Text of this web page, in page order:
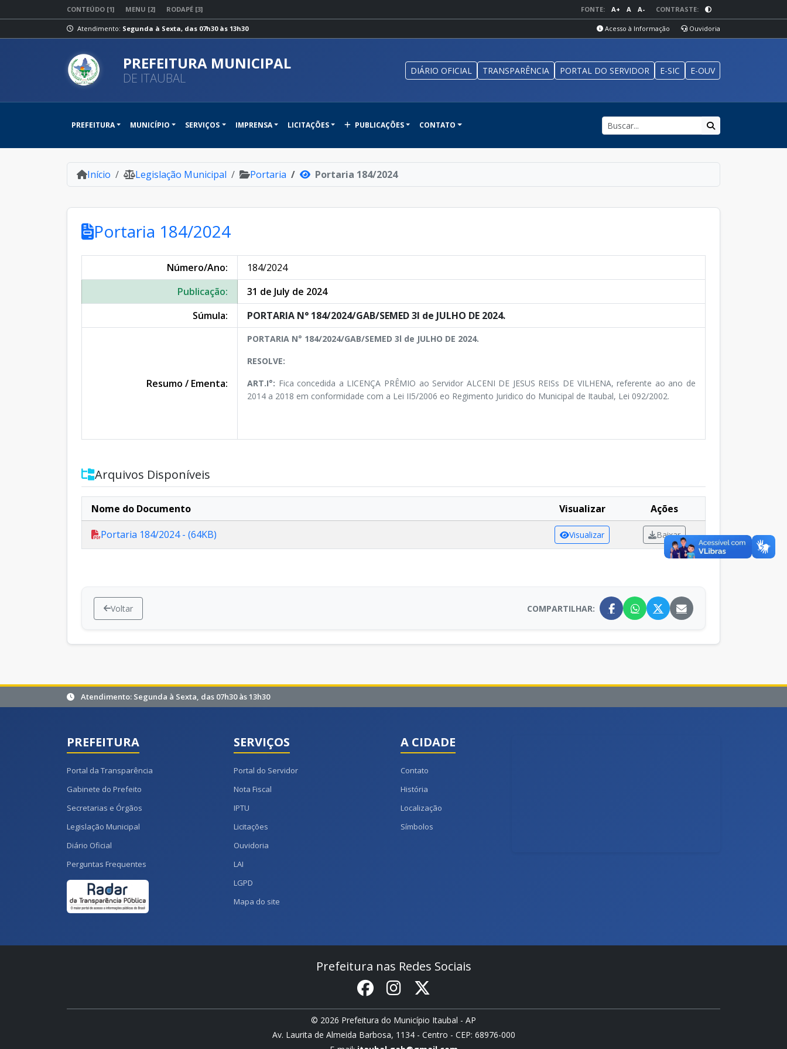
CONTEÚDO [1] MENU [2] RODAPÉ [3] FONTE: A+ A A- CONTRASTE:
Atendimento: Segunda à Sexta, das 07h30 às 13h30 Acesso à Informação Ouvidoria
PREFEITURA MUNICIPAL
DE ITAUBAL DIÁRIO OFICIAL TRANSPARÊNCIA PORTAL DO SERVIDOR E-SIC E-OUV
PREFEITURA MUNICÍPIO SERVIÇOS IMPRENSA LICITAÇÕES PUBLICAÇÕES CONTATO
Início Legislação Municipal Portaria Portaria 184/2024
Portaria 184/2024
Número/Ano:
184/2024
Publicação:
31 de July de 2024
Súmula:
PORTARIA N° 184/2024/GAB/SEMED 3l de JULHO DE 2024.
Resumo / Ementa:
PORTARIA N° 184/2024/GAB/SEMED 3l de JULHO DE 2024.
RESOLVE:
ART.I°: Fica concedida a LICENÇA PRÊMIO ao Servidor ALCENI DE JESUS REISs DE VILHENA, referente ao ano de
2014 a 2018 em conformidade com a Lei II5/2006 eo Regimento Juridico do Municipal de Itaubal, Lei 092/2002.
Arquivos Disponíveis
Nome do Documento Visualizar
Ações
Portaria 184/2024 - (64KB)
Visualizar Baixar
Voltar COMPARTILHAR:
Atendimento: Segunda à Sexta, das 07h30 às 13h30
PREFEITURA
Portal da Transparência
Gabinete do Prefeito
Secretarias e Órgãos
Legislação Municipal
Diário Oficial
Perguntas Frequentes
SERVIÇOS
Portal do Servidor
Nota Fiscal
IPTU
Licitações
Ouvidoria
LAI
LGPD
Mapa do site
A CIDADE
Contato
História
Localização
Símbolos
Prefeitura nas Redes Sociais
© 2026 Prefeitura do Município Itaubal - AP
Av. Laurita de Almeida Barbosa, 1134 - Centro - CEP: 68976-000